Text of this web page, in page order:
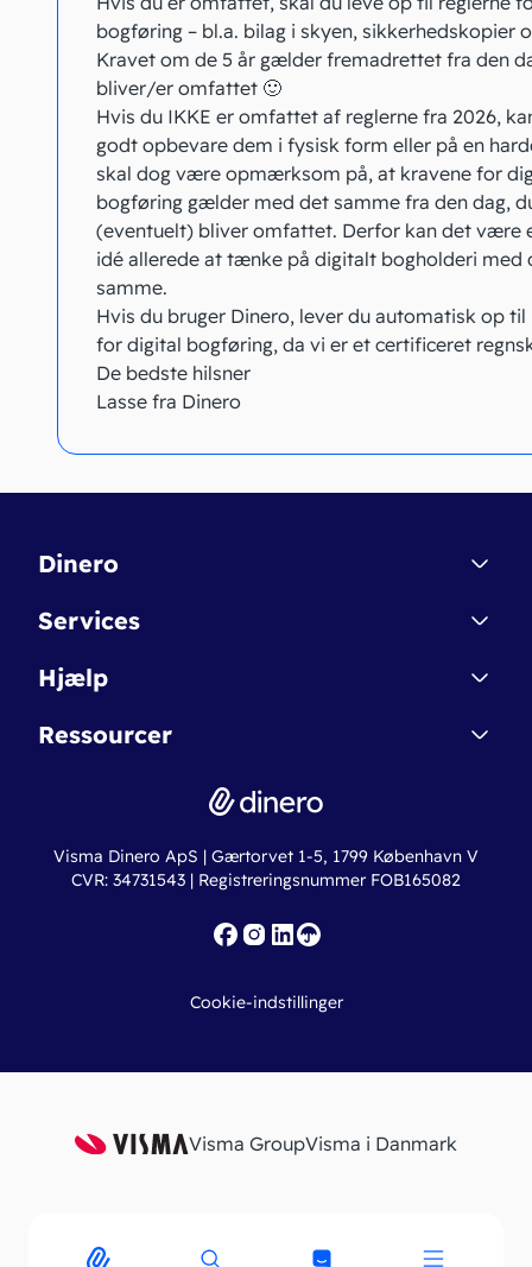
bogføring – bl.a. bilag i skyen, sikkerhedskopier
Kravet om de 5 år gælder fremadrettet fra den
bliver/er omfattet 🙂
Hvis du IKKE er omfattet af reglerne fra 2026,
godt opbevare dem i fysisk form eller på en
skal dog være opmærksom på, at kravene for
bogføring gælder med det samme fra den dag,
(eventuelt) bliver omfattet. Derfor kan det være
idé allerede at tænke på digitalt bogholderi med
samme.
Hvis du bruger Dinero, lever du automatisk op til
for digital bogføring, da vi er et certificeret
De bedste hilsner
Lasse fra Dinero
Dinero
Kontakt
Betingelser & Sikkerhed
Nye funktioner
Services
Dinero Starter
Dinero Pro
Erhvervslån
Fakturaskabeloner
Hjælp
Regnskabsordbogen
Online regnskabskurser
Ressourcer
Ny virksomhed
Iværksætterlegat
Visma Dinero ApS | Gærtorvet 1-5, 1799 København V
CVR: 34731543 | Registreringsnummer FOB165082
Cookie-indstillinger
Visma GroupVisma i Danmark